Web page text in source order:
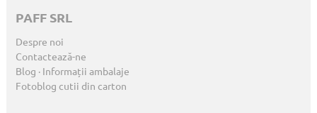
PAFF SRL
Despre noi
Contactează-ne
Blog · Informații ambalaje
Fotoblog cutii din carton